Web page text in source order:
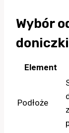
Wybór
doniczki
Element
Podłoże